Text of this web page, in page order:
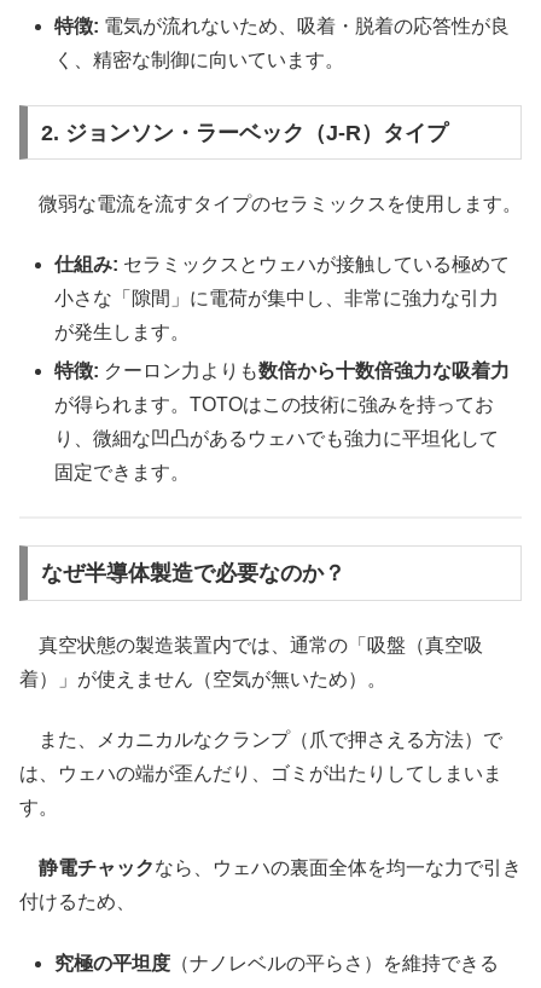
特徴: 電気が流れないため、吸着・脱着の応答性が良
く、精密な制御に向いています。
2. ジョンソン・ラーベック（J-R）タイプ
微弱な電流を流すタイプのセラミックスを使用します。
仕組み: セラミックスとウェハが接触している極めて
小さな「隙間」に電荷が集中し、非常に強力な引力
が発生します。
特徴: クーロン力よりも数倍から十数倍強力な吸着力
が得られます。TOTOはこの技術に強みを持ってお
り、微細な凹凸があるウェハでも強力に平坦化して
固定できます。
なぜ半導体製造で必要なのか？
真空状態の製造装置内では、通常の「吸盤（真空吸
着）」が使えません（空気が無いため）。
また、メカニカルなクランプ（爪で押さえる方法）で
は、ウェハの端が歪んだり、ゴミが出たりしてしまいま
す。
静電チャックなら、ウェハの裏面全体を均一な力で引き
付けるため、
究極の平坦度 （ナノレベルの平らさ）を維持できる